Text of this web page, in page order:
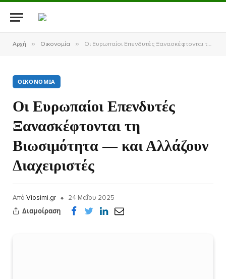
Αρχή » Οικονομία » Οι Ευρωπαίοι Επενδυτές Ξανασκέφτονται τη Βιωσιμότητα — και Αλλάζουν Διαχειριστές
ΟΙΚΟΝΟΜΊΑ
Οι Ευρωπαίοι Επενδυτές
Ξανασκέφτονται τη
Βιωσιμότητα — και Αλλάζουν
Διαχειριστές
Από Viosimi.gr
24 Μαΐου 2025
Διαμοίραση